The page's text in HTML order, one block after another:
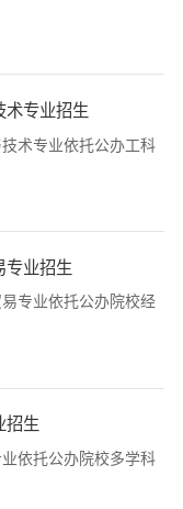
术专业招生
术专业依托公办工科
专业招生
专业依托公办院校经
招生
依托公办院校多学科